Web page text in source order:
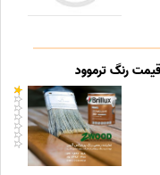
رنگ ترموود